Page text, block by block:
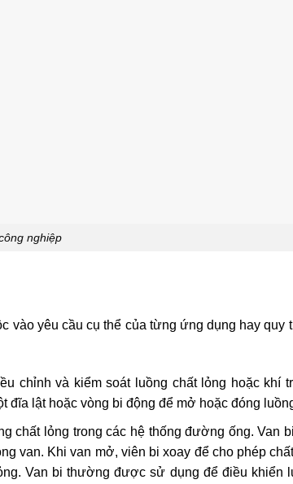
nghiệp
vào yêu cầu cụ thể của từng ứng dụng hay quy
chỉnh và kiểm soát luồng chất lỏng hoặc khí
lật hoặc vòng bi động để mở hoặc đóng
chất lỏng trong các hệ thống đường ống. Van
van. Khi van mở, viên bi xoay để cho phép
Van bi thường được sử dụng để điều khiển